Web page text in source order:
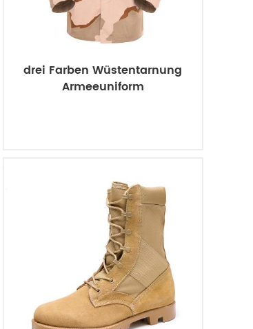
drei Farben Wüstentarnung
Armeeuniform